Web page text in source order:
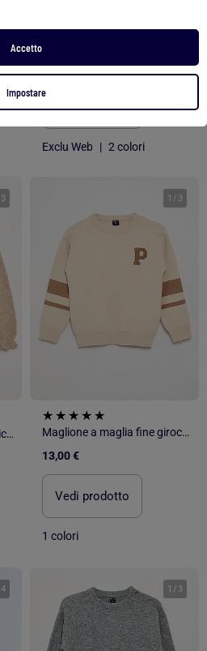
Accetto
Impostare
15,00 €
Vedi prodotto
Exclu Web | 2 colori
3
Maglione con ampio collo ricamato fantasia
1 / 3
Maglione a maglia fine girocollo
13,00 €
Vedi prodotto
1 colori
4 1 / 3